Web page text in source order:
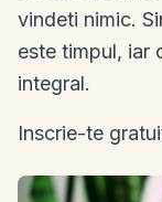
vindeti nimic.
este timpul, iar
integral.
Inscrie-te